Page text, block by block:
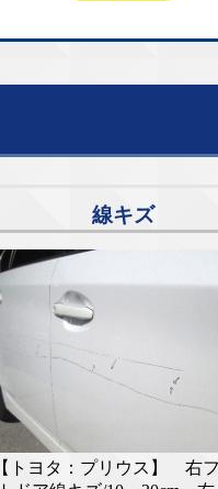
線キズ
【トヨタ：プリウス】 右